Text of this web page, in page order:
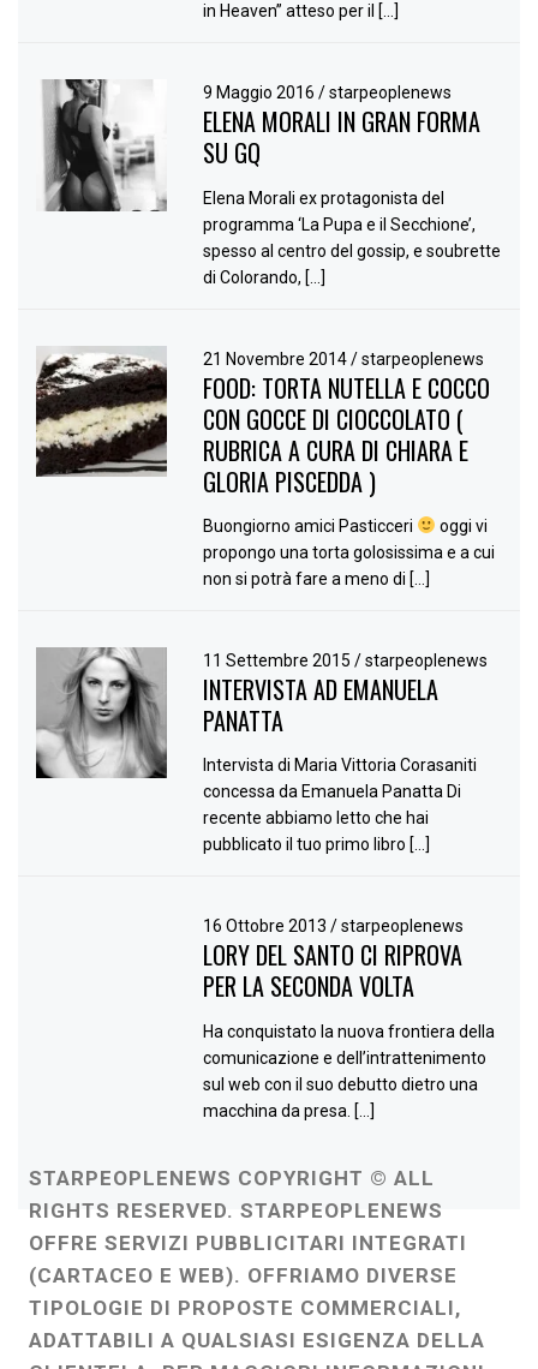
in Heaven” atteso per il […]
9 Maggio 2016/ starpeoplenews
ELENA MORALI IN GRAN FORMA
SU GQ
Elena Morali ex protagonista del
programma ‘La Pupa e il Secchione’,
spesso al centro del gossip, e soubrette
di Colorando, […]
21 Novembre 2014/ starpeoplenews
FOOD: TORTA NUTELLA E COCCO
CON GOCCE DI CIOCCOLATO (
RUBRICA A CURA DI CHIARA E
GLORIA PISCEDDA )
Buongiorno amici Pasticceri
oggi vi
propongo una torta golosissima e a cui
non si potrà fare a meno di […]
11 Settembre 2015/ starpeoplenews
INTERVISTA AD EMANUELA
PANATTA
Intervista di Maria Vittoria Corasaniti
concessa da Emanuela Panatta Di
recente abbiamo letto che hai
pubblicato il tuo primo libro […]
16 Ottobre 2013/ starpeoplenews
LORY DEL SANTO CI RIPROVA
PER LA SECONDA VOLTA
Ha conquistato la nuova frontiera della
comunicazione e dell’intrattenimento
sul web con il suo debutto dietro una
macchina da presa. […]
STARPEOPLENEWS COPYRIGHT © ALL
RIGHTS RESERVED. STARPEOPLENEWS
OFFRE SERVIZI PUBBLICITARI INTEGRATI
(CARTACEO E WEB). OFFRIAMO DIVERSE
TIPOLOGIE DI PROPOSTE COMMERCIALI,
ADATTABILI A QUALSIASI ESIGENZA DELLA